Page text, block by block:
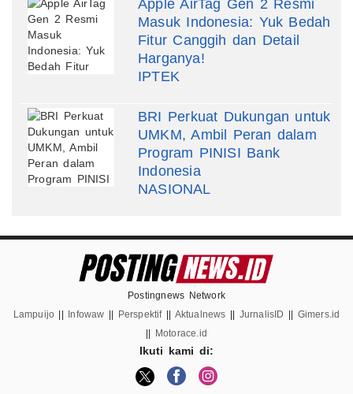
Apple AirTag Gen 2 Resmi
Masuk Indonesia: Yuk Bedah
Fitur Canggih dan Detail
Harganya!
IPTEK
BRI Perkuat Dukungan untuk
UMKM, Ambil Peran dalam
Program PINISI Bank
Indonesia
NASIONAL
Postingnews Network
Lampuijo
Infowaw Perspektif|| Aktualnews JurnalisID
Gimers.id
Motorace.id
Ikuti kami di: